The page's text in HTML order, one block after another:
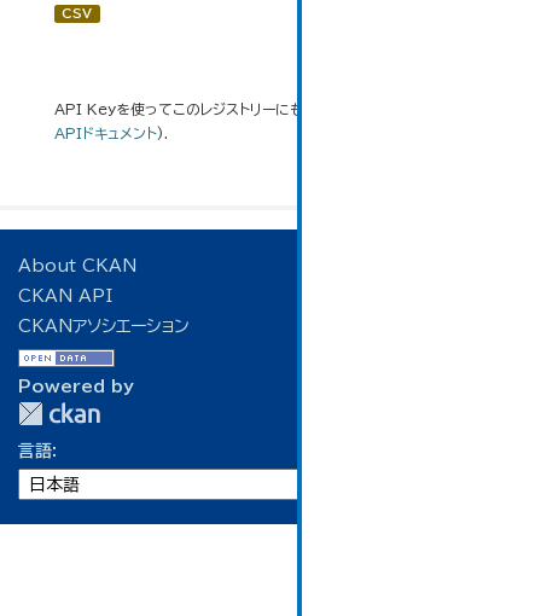
CSV
API Keyを使ってこのレジストリーにもアクセス可能です
APIドキュメント).
About CKAN
CKAN API
CKANアソシエーション
Powered by
言語